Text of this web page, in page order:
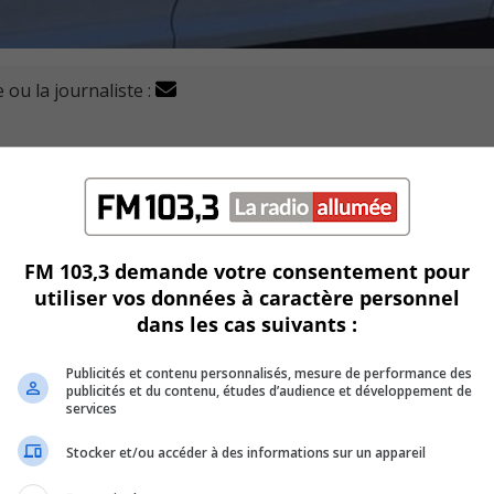
ou la journaliste :
ne porte pas d’accusation contre les policiers du
une intervention en juillet 2020, où un homme est
15 / route 132 à Brossard.
d’une infraction criminelle, après l’examen du rapport du
homme sur le terre-plein central.
voyant qu’ils ne pourraient s’approcher de lui en
en direction sud, avant que les policiers n’aient le
FM 103,3 demande votre consentement pour
utiliser vos données à caractère personnel
dans les cas suivants :
Publicités et contenu personnalisés, mesure de performance des
publicités et du contenu, études d’audience et développement de
services
Stocker et/ou accéder à des informations sur un appareil